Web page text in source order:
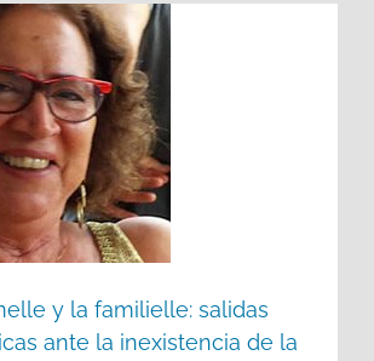
y la familielle: salidas
ante la inexistencia de la